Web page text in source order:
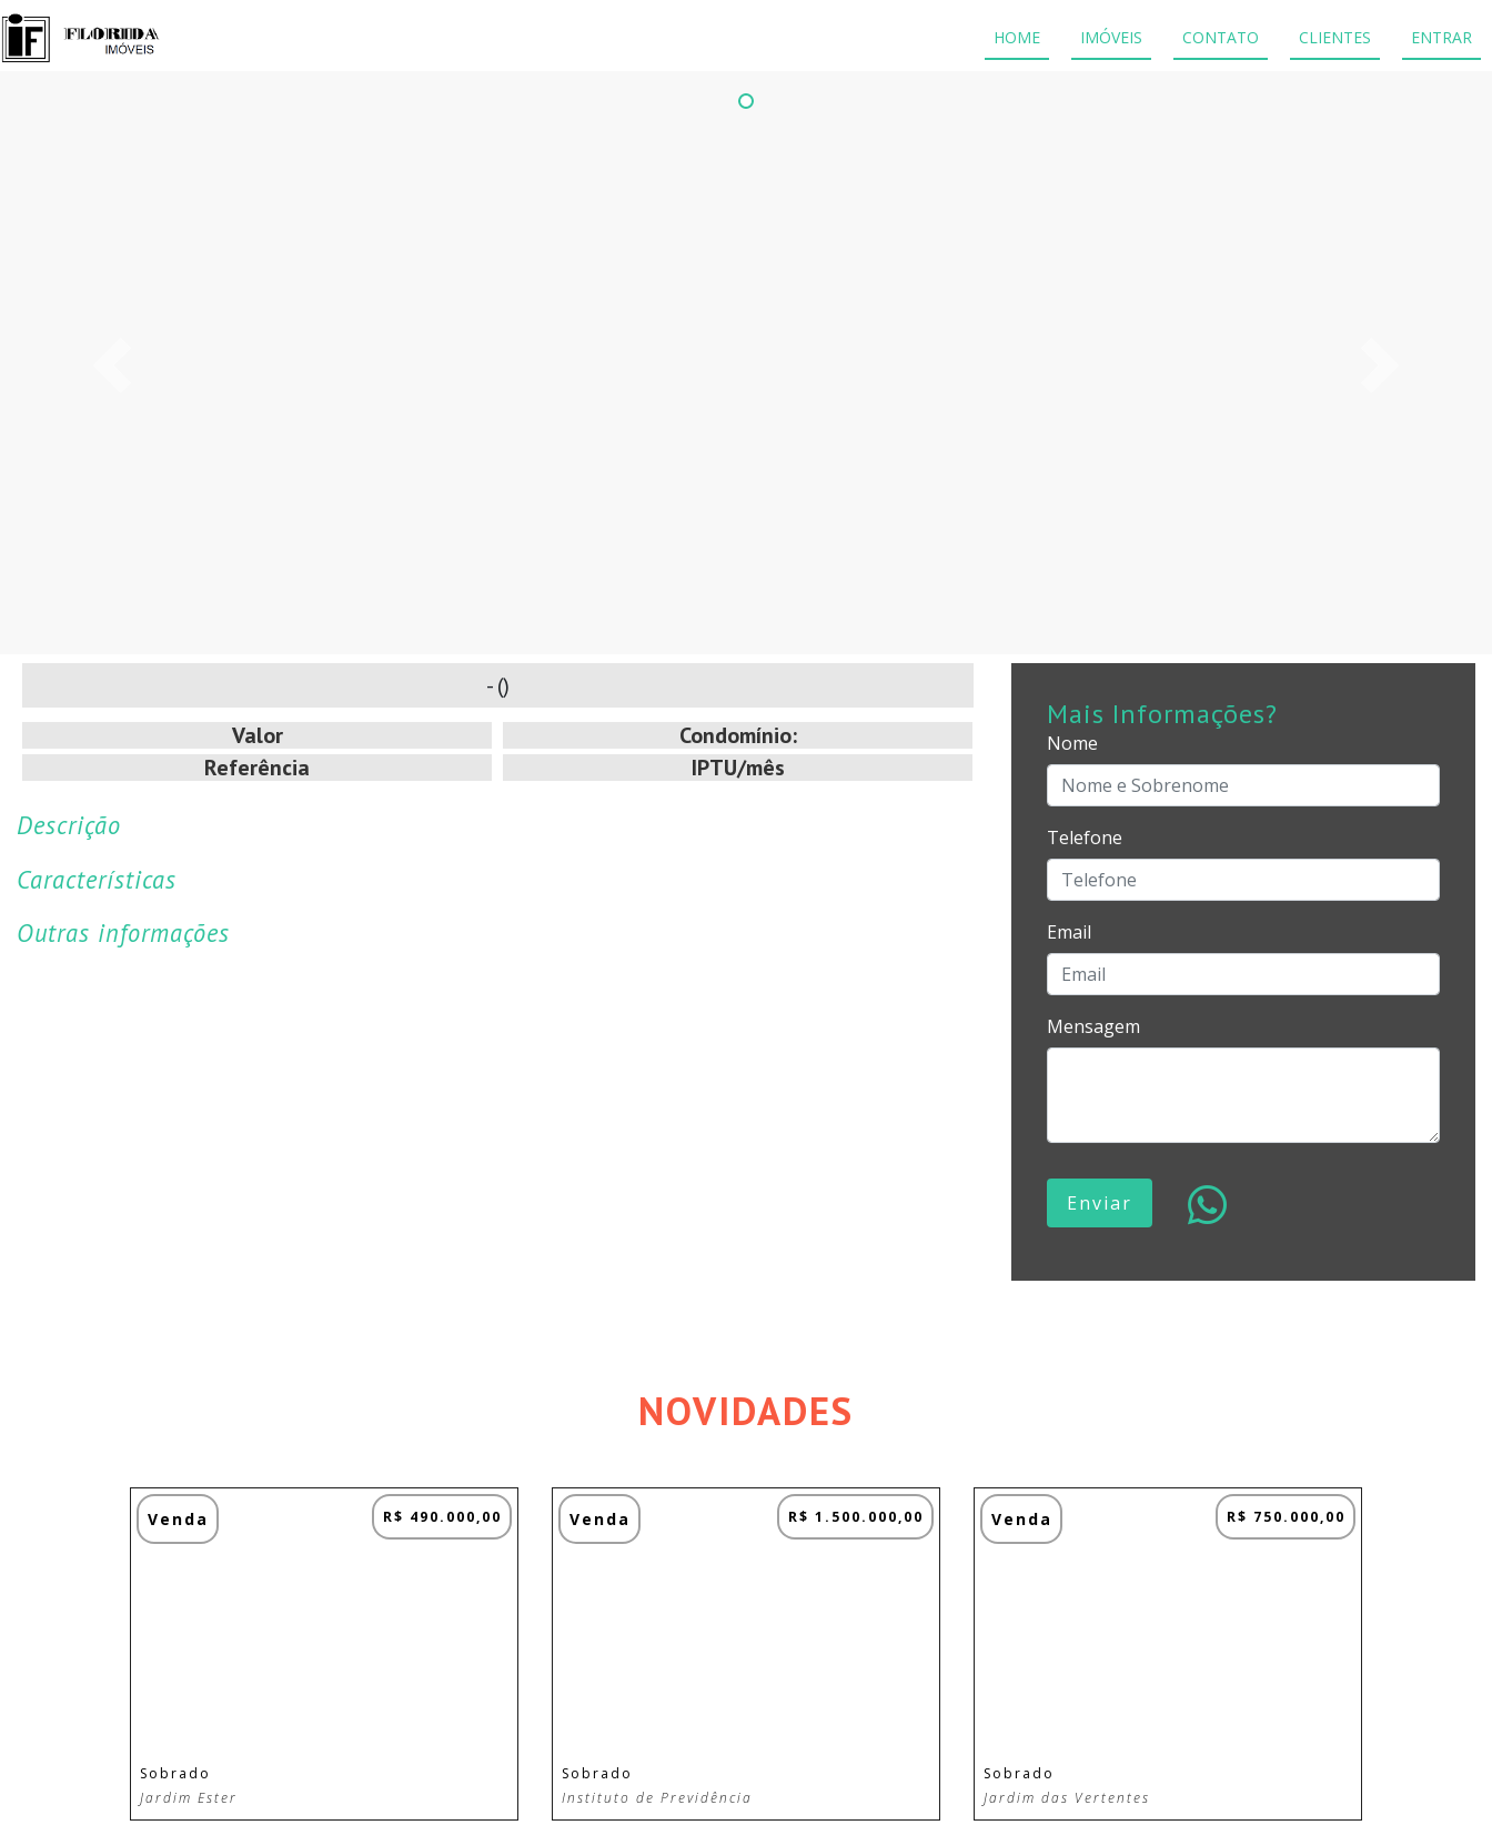
HOME IMÓVEIS CONTATO CLIENTES ENTRAR
- ()
Valor
Referência
Condomínio:
IPTU/mês
Descrição
Características
Outras informações
Mais Informações?
Nome
Telefone
Email
Mensagem
Enviar
NOVIDADES
Venda R$ 490.000,00
Sobrado
Jardim Ester
Venda R$ 1.500.000,00
Sobrado
Instituto de Previdência
Venda R$ 750.000,00
Sobrado
Jardim das Vertentes